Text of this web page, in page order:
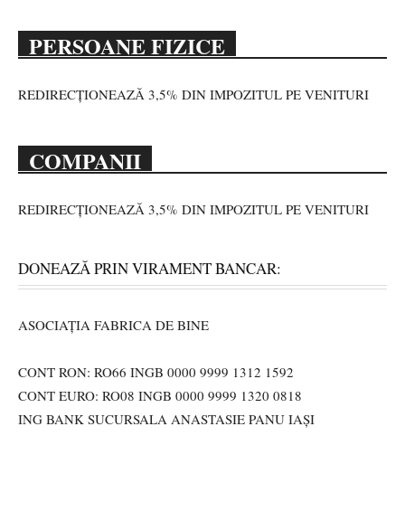
PERSOANE FIZICE
REDIRECȚIONEAZĂ 3,5% DIN IMPOZITUL PE VENITURI
COMPANII
REDIRECȚIONEAZĂ 3,5% DIN IMPOZITUL PE VENITURI
DONEAZĂ PRIN VIRAMENT BANCAR:
ASOCIAȚIA FABRICA DE BINE
CONT RON: RO66 INGB 0000 9999 1312 1592
CONT EURO: RO08 INGB 0000 9999 1320 0818
ING BANK SUCURSALA ANASTASIE PANU IAȘI